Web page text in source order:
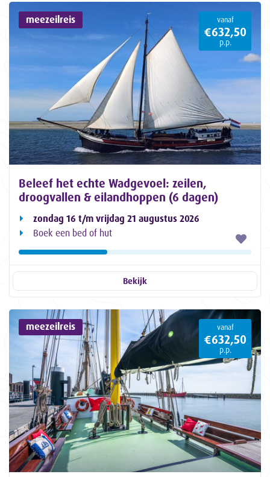
meezeilreis vanaf
€632,50
p.p.
Beleef het echte Wadgevoel: zeilen,
droogvallen & eilandhoppen (6 dagen)
zondag 16 t/m vrijdag 21 augustus 2026
Boek een bed of hut
Bekijk
meezeilreis vanaf
€632,50
p.p.